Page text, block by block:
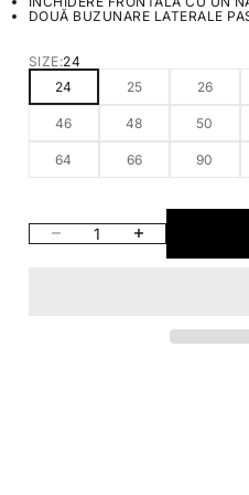
DOUĂ BUZUNARE LATERALE
SIZE:24
24
25 26
46 48 50
64 66 90
SCADE CANTITATEACREȘTE CANTITATEA